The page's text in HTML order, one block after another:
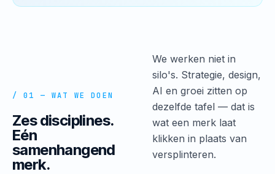
/ 01 — WAT WE DOEN
Zes disciplines.
Eén
samenhangend
merk.
We werken niet in
silo's. Strategie, design,
AI en groei zitten op
dezelfde tafel — dat is
wat een merk laat
klikken in plaats van
versplinteren.